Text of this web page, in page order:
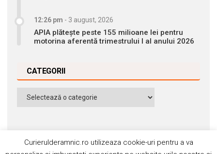
12:26 pm - 3 august, 2026
APIA plătește peste 155 milioane lei pentru
motorina aferentă trimestrului I al anului 2026
CATEGORII
Categorii
Curierulderamnic.ro utilizeaza cookie-uri pentru a va